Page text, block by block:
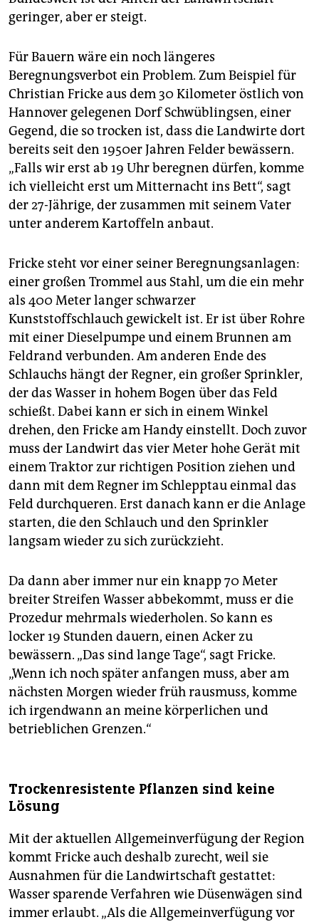
geringer, aber er steigt.
Für Bauern wäre ein noch längeres
Beregnungsverbot ein Problem. Zum Beispiel für
Christian Fricke aus dem 30 Kilometer östlich von
Hannover gelegenen Dorf Schwüblingsen, einer
Gegend, die so trocken ist, dass die Landwirte dort
bereits seit den 1950er Jahren Felder bewässern.
„Falls wir erst ab 19 Uhr beregnen dürfen, komme
ich vielleicht erst um Mitternacht ins Bett“, sagt
der 27-Jährige, der zusammen mit seinem Vater
unter anderem Kartoffeln anbaut.
Fricke steht vor einer seiner Beregnungsanlagen:
einer großen Trommel aus Stahl, um die ein mehr
als 400 Meter langer schwarzer
Kunststoffschlauch gewickelt ist. Er ist über Rohre
mit einer Dieselpumpe und einem Brunnen am
Feldrand verbunden. Am anderen Ende des
Schlauchs hängt der Regner, ein großer Sprinkler,
der das Wasser in hohem Bogen über das Feld
schießt. Dabei kann er sich in einem Winkel
drehen, den Fricke am Handy einstellt. Doch zuvor
muss der Landwirt das vier Meter hohe Gerät mit
einem Traktor zur richtigen Position ziehen und
dann mit dem Regner im Schlepptau einmal das
Feld durchqueren. Erst danach kann er die Anlage
starten, die den Schlauch und den Sprinkler
langsam wieder zu sich zurückzieht.
Da dann aber immer nur ein knapp 70 Meter
breiter Streifen Wasser abbekommt, muss er die
Prozedur mehrmals wiederholen. So kann es
locker 19 Stunden dauern, einen Acker zu
bewässern. „Das sind lange Tage“, sagt Fricke.
„Wenn ich noch später anfangen muss, aber am
nächsten Morgen wieder früh rausmuss, komme
ich irgendwann an meine körperlichen und
betrieblichen Grenzen.“
Trockenresistente Pflanzen sind keine
Lösung
Mit der aktuellen Allgemeinverfügung der Region
kommt Fricke auch deshalb zurecht, weil sie
Ausnahmen für die Landwirtschaft gestattet:
Wasser sparende Verfahren wie Düsenwägen sind
immer erlaubt. „Als die Allgemeinverfügung vor